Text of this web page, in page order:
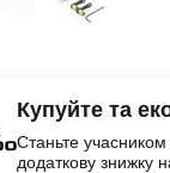
Купуйте та
Станьте
додаткову знижку